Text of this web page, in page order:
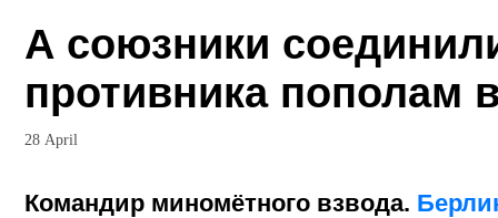
А союзники
противника пополам
28 April
Командир миномётного взвода.